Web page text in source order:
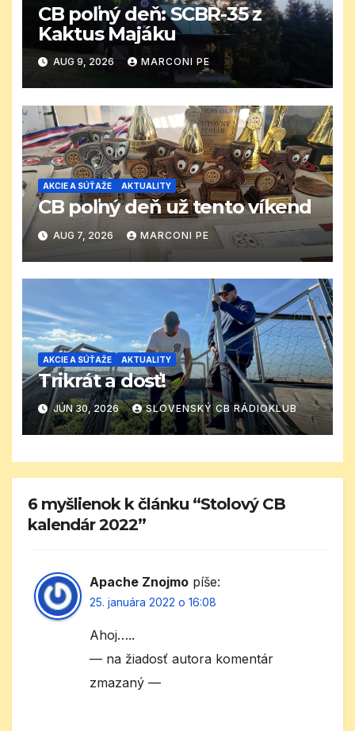
CB poľný deň: SCBR-35 z
Kaktus Majáku
AUG 9, 2026 MARCONI PE
AKCIE A SÚŤAŽE AKTUALITY
CB poľný deň už tento víkend
AUG 7, 2026 MARCONI PE
AKCIE A SÚŤAŽE AKTUALITY
Trikrát a dosť!
JÚN 30, 2026 SLOVENSKÝ CB RÁDIOKLUB
6 myšlienok k článku “Stolový CB
kalendár 2022”
Apache Znojmo píše:
25. januára 2022 o 16:08
Ahoj…..
— na žiadosť autora komentár
zmazaný —